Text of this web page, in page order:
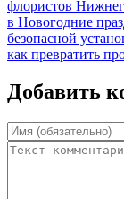
флористов
в Новогодние
безопасной
как превратить
Добавить